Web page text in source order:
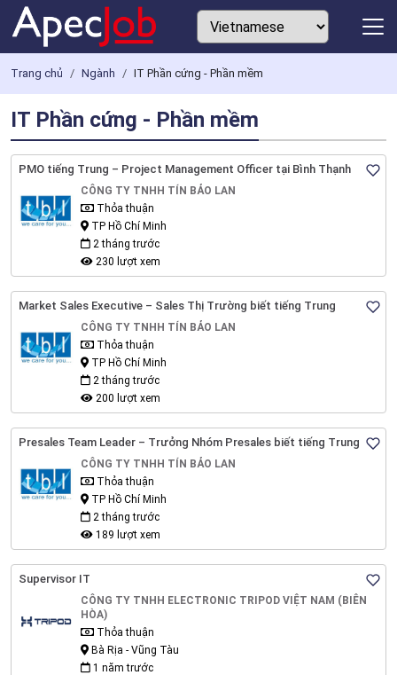
Trang chủ Ngành IT Phần cứng - Phần mềm
IT Phần cứng - Phần mềm
PMO tiếng Trung – Project Management Officer tại Bình Thạnh
CÔNG TY TNHH TÍN BẢO LAN
Thỏa thuận
TP Hồ Chí Minh
2 tháng trước
230 lượt xem
Market Sales Executive – Sales Thị Trường biết tiếng Trung
CÔNG TY TNHH TÍN BẢO LAN
Thỏa thuận
TP Hồ Chí Minh
2 tháng trước
200 lượt xem
Presales Team Leader – Trưởng Nhóm Presales biết tiếng Trung
CÔNG TY TNHH TÍN BẢO LAN
Thỏa thuận
TP Hồ Chí Minh
2 tháng trước
189 lượt xem
Supervisor IT
CÔNG TY TNHH ELECTRONIC TRIPOD VIỆT NAM (BIÊN
HÒA)
Thỏa thuận
Bà Rịa - Vũng Tàu
1 năm trước